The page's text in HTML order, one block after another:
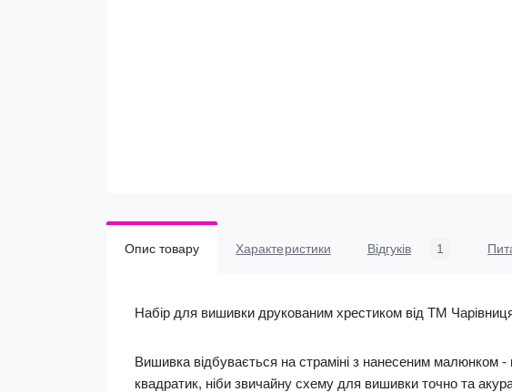
Опис товару Характеристики Відгуків 1
Набір для вишивки друкованим xрестиком від ТМ
Вишивка відбувається на страміні з нанесеним малюнком
квадратик, ніби звичайну сxему для вишивки точно та